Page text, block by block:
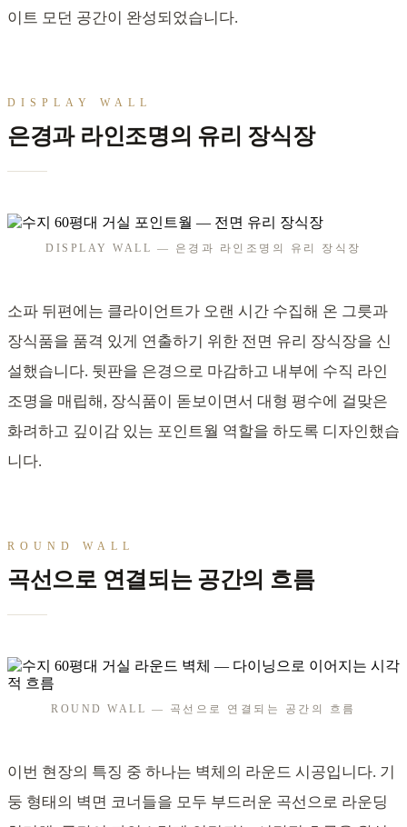
이트 모던 공간이 완성되었습니다.
DISPLAY WALL
은경과 라인조명의 유리 장식장
DISPLAY WALL — 은경과 라인조명의 유리 장식장
소파 뒤편에는 클라이언트가 오랜 시간 수집해 온 그릇과
장식품을 품격 있게 연출하기 위한 전면 유리 장식장을 신
설했습니다. 뒷판을 은경으로 마감하고 내부에 수직 라인
조명을 매립해, 장식품이 돋보이면서 대형 평수에 걸맞은
화려하고 깊이감 있는 포인트월 역할을 하도록 디자인했습
니다.
ROUND WALL
곡선으로 연결되는 공간의 흐름
ROUND WALL — 곡선으로 연결되는 공간의 흐름
이번 현장의 특징 중 하나는 벽체의 라운드 시공입니다. 기
둥 형태의 벽면 코너들을 모두 부드러운 곡선으로 라운딩